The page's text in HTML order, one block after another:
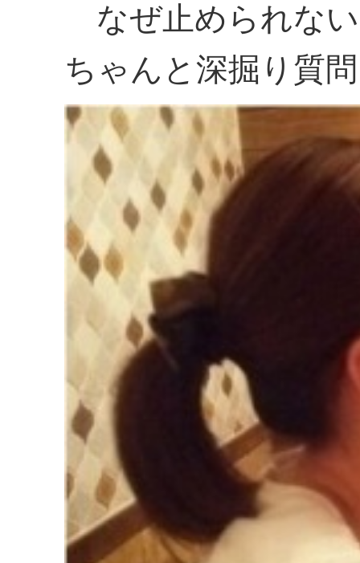
なぜ止められな
ちゃんと深掘り質